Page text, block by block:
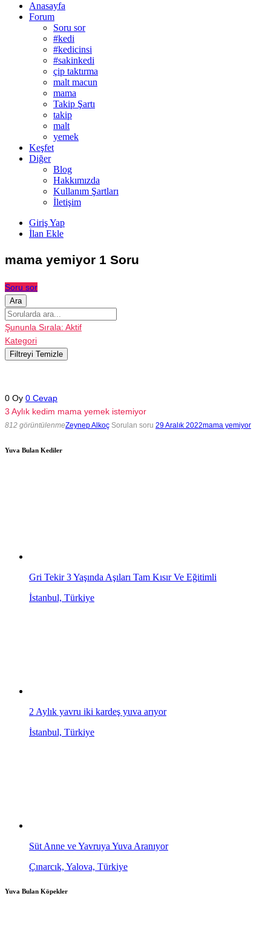
Anasayfa
Forum
Soru sor
#kedi
#kedicinsi
#sakinkedi
çip taktırma
malt macun
mama
Takip Şartı
takip
malt
yemek
Keşfet
Diğer
Blog
Hakkımızda
Kullanım Şartları
İletişim
Giriş Yap
İlan Ekle
mama yemiyor 1 Soru
Soru sor
Ara
Şununla Sırala: Aktif
Kategori
Filtreyi Temizle
0 Oy 0 Cevap
3 Aylık kedim mama yemek istemiyor
812 görüntülenmeZeynep Alkoç Sorulan soru 29 Aralık 2022mama yemiyor
Yuva Bulan Kediler
Gri Tekir 3 Yaşında Aşıları Tam Kısır Ve Eğitimli
İstanbul, Türkiye
2 Aylık yavru iki kardeş yuva arıyor
İstanbul, Türkiye
Süt Anne ve Yavruya Yuva Aranıyor
Çınarcık, Yalova, Türkiye
Yuva Bulan Köpekler